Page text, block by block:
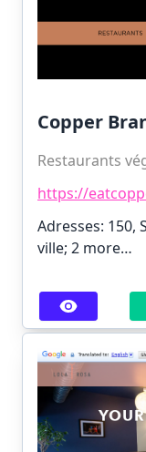
Copper
Restaurants
https://
Adresses: 150,
ville; 2 more…